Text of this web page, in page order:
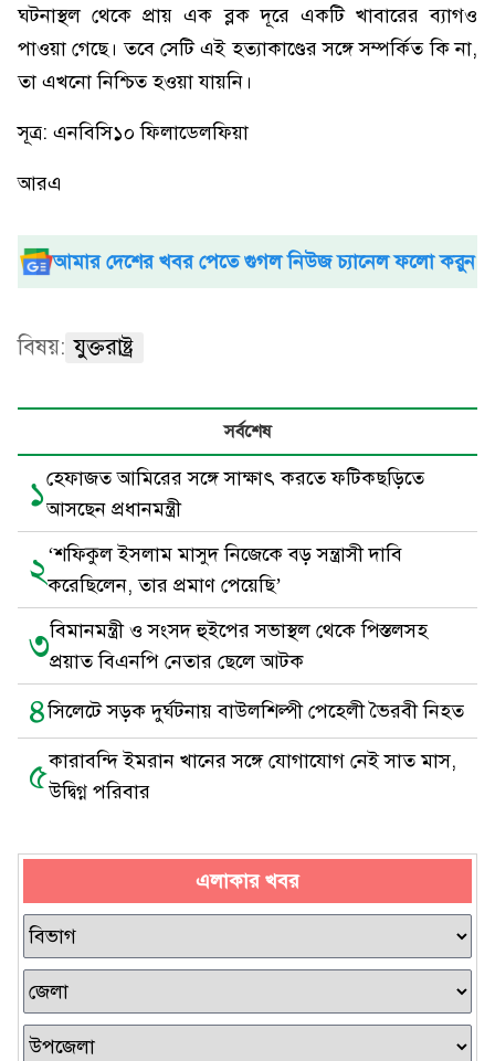
ঘটনাস্থল থেকে প্রায় এক ব্লক দূরে একটি খাবারের ব্যাগও
পাওয়া গেছে। তবে সেটি এই হত্যাকাণ্ডের সঙ্গে সম্পর্কিত কি না,
তা এখনো নিশ্চিত হওয়া যায়নি।
সূত্র: এনবিসি১০ ফিলাডেলফিয়া
আরএ
আমার দেশের খবর পেতে গুগল নিউজ চ্যানেল ফলো করুন
বিষয়: যুক্তরাষ্ট্র
সর্বশেষ
১হেফাজত আমিরের সঙ্গে সাক্ষাৎ করতে ফটিকছড়িতে
আসছেন প্রধানমন্ত্রী
২‘শফিকুল ইসলাম মাসুদ নিজেকে বড় সন্ত্রাসী দাবি
করেছিলেন, তার প্রমাণ পেয়েছি’
৩বিমানমন্ত্রী ও সংসদ হুইপের সভাস্থল থেকে পিস্তলসহ
প্রয়াত বিএনপি নেতার ছেলে আটক
৪সিলেটে সড়ক দুর্ঘটনায় বাউলশিল্পী পেহেলী ভৈরবী নিহত
৫কারাবন্দি ইমরান খানের সঙ্গে যোগাযোগ নেই সাত মাস,
উদ্বিগ্ন পরিবার
এলাকার খবর